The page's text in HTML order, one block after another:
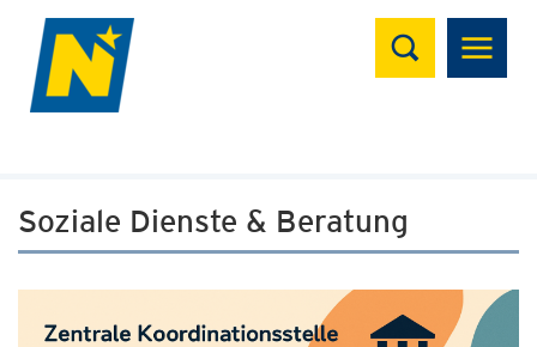
Suchen
Soziale Dienste & Beratung